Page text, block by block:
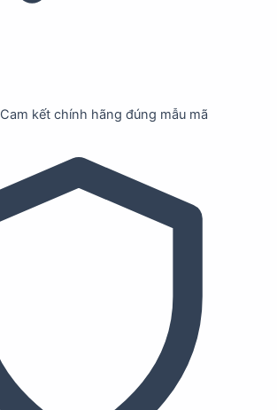
Cam kết chính hãng đúng mẫu mã